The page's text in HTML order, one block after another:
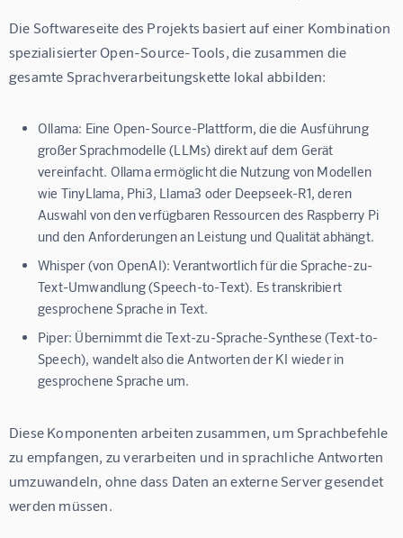
Die Softwareseite des Projekts basiert auf einer Kombination
spezialisierter Open-Source-Tools, die zusammen die
gesamte Sprachverarbeitungskette lokal abbilden:
Ollama: Eine Open-Source-Plattform, die die Ausführung
großer Sprachmodelle (LLMs) direkt auf dem Gerät
vereinfacht. Ollama ermöglicht die Nutzung von Modellen
wie TinyLlama, Phi3, Llama3 oder Deepseek-R1, deren
Auswahl von den verfügbaren Ressourcen des Raspberry Pi
und den Anforderungen an Leistung und Qualität abhängt.
Whisper (von OpenAI): Verantwortlich für die Sprache-zu-
Text-Umwandlung (Speech-to-Text). Es transkribiert
gesprochene Sprache in Text.
Piper: Übernimmt die Text-zu-Sprache-Synthese (Text-to-
Speech), wandelt also die Antworten der KI wieder in
gesprochene Sprache um.
Diese Komponenten arbeiten zusammen, um Sprachbefehle
zu empfangen, zu verarbeiten und in sprachliche Antworten
umzuwandeln, ohne dass Daten an externe Server gesendet
werden müssen.